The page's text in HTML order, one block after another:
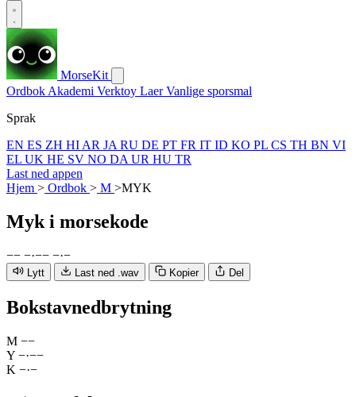
MorseKit
Ordbok Akademi Verktoy LaerVanlige sporsmal
Sprak
EN ES ZH HI AR JA RU DE PT FR IT ID KO PL CS TH BN VI
EL UK HE SV NO DA UR HU TR
Last ned appen
Hjem > Ordbok > M >MYK
Myk i morsekode
−− −·−− −·−
Lytt Last ned .wav Kopier Del
Bokstavnedbrytning
M −−
Y −·−−
K −·−